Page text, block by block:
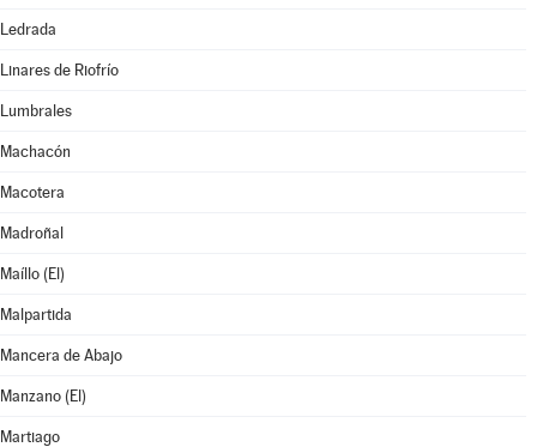
Ledrada
Linares de Riofrío
Lumbrales
Machacón
Macotera
Madroñal
Maíllo (El)
Malpartida
Mancera de Abajo
Manzano (El)
Martiago